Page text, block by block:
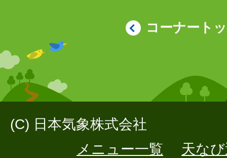
コーナート
(C) 日本気象株式会社
メニュー一覧
天な